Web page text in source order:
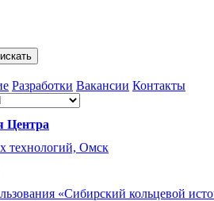
Разработки Вакансии Контакты
Центра
технологий, Омск
«Сибирский кольцевой